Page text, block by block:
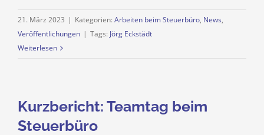
21. März 2023 | Kategorien: Arbeiten beim Steuerbüro, News,
Veröffentlichungen | Tags: Jörg Eckstädt
Weiterlesen
Kurzbericht: Teamtag beim
Steuerbüro